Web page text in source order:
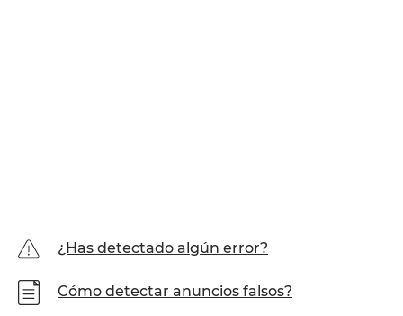
¿Has detectado algún error?
Cómo detectar anuncios falsos?